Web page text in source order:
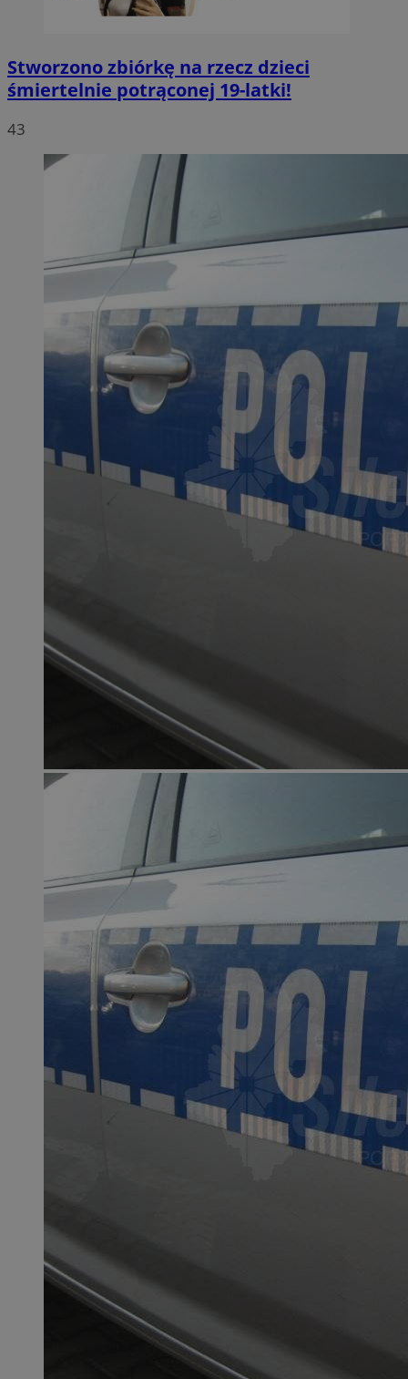
Stworzono zbiórkę na rzecz dzieci
śmiertelnie potrąconej 19-latki!
43